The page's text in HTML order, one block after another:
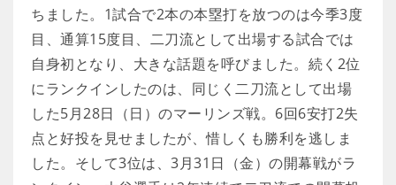
ちました。1試合で2本の本塁打を放つのは今季3度
目、通算15度目、二刀流として出場する試合では
自身初となり、大きな話題を呼びました。続く2位
にランクインしたのは、同じく二刀流として出場
した5月28日（日）のマーリンズ戦。6回6安打2失
点と好投を見せましたが、惜しくも勝利を逃しま
した。そして3位は、3月31日（金）の開幕戦がラ